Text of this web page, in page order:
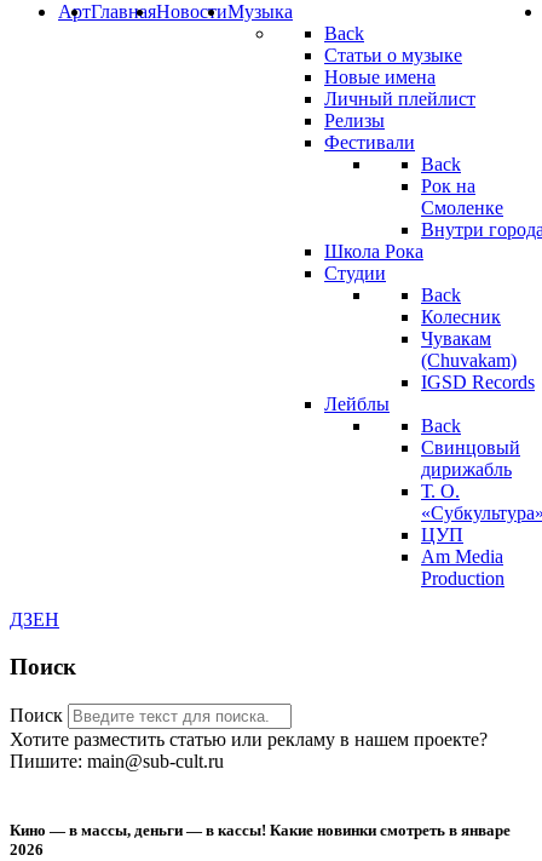
Музыка
Back
Статьи о музыке
Новые имена
Личный плейлист
Релизы
Фестивали
Back
Рок на
Смоленке
Внутри
Школа Рока
Студии
Back
Колесник
Чувакам
(Chuvakam)
IGSD Records
Лейблы
Back
Свинцовый
дирижабль
Т. О.
ЦУП
Am Media
Production
Новости
Главная
Арт
ДЗЕН
Поиск
Поиск
Хотите разместить статью или рекламу в нашем проекте?
Пишите: main@sub-cult.ru
Кино — в массы, деньги — в кассы! Какие новинки смотреть в январе
2026